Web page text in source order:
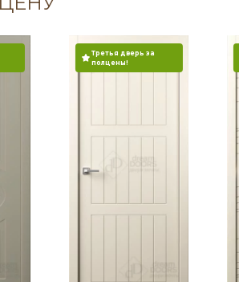
Третья дверь за
полцены!